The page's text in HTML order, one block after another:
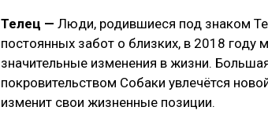
Телец — Люди, родившиеся под знаком
постоянных забот о близких, в 2018 году
значительные изменения в жизни.
покровительством Собаки увлечётся
изменит свои жизненные позиции.